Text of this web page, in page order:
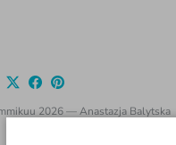
2026—Anastazja Balytska